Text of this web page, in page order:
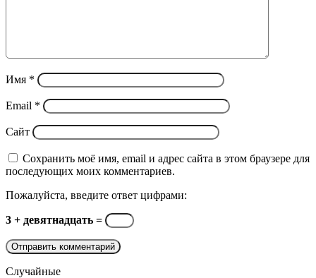
Имя *
Email *
Сайт
Сохранить моё имя, email и адрес сайта в этом браузере для
последующих моих комментариев.
Пожалуйста, введите ответ цифрами:
3 + девятнадцать =
Случайные